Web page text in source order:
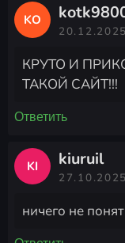
KO
20.12.2025
КРУТО И
ТАКОЙ САЙТ!!!
Ответить
KI kiuruil
27.10.2025
ничего не